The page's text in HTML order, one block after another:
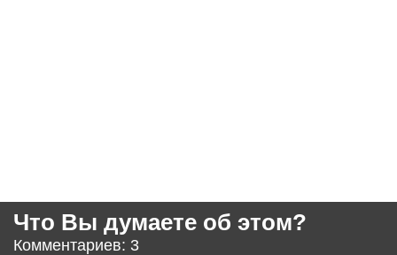
Что Вы думаете об этом?
Комментариев: 3